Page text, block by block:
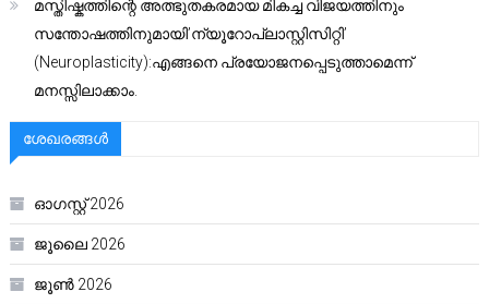
മസ്തിഷ്കത്തിന്റെ അത്ഭുതകരമായ മികച്ച വിജയത്തിനും
സന്തോഷത്തിനുമായി’ന്യൂറോപ്ലാസ്റ്റിസിറ്റി’
(Neuroplasticity):എങ്ങനെ പ്രയോജനപ്പെടുത്താമെന്ന്
മനസ്സിലാക്കാം.
ശേഖരങ്ങൾ
ഓഗസ്റ്റ്‌ 2026
ജൂലൈ 2026
ജൂൺ 2026